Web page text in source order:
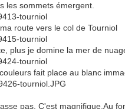
les sommets émergent.
route vers le col de Tourniol
plus je domine la mer de
fait place au blanc
pas. C'est magnifique.Au